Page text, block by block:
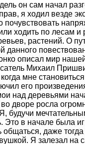
он сам начал
я ходил везде
почувствовать
ходить по лесам и
растений. О
данного
описал мир
Михаил
мне
его
над деревьями
во дворе росла
будучи
Это в начале была
общаться, даже
Я залезал на